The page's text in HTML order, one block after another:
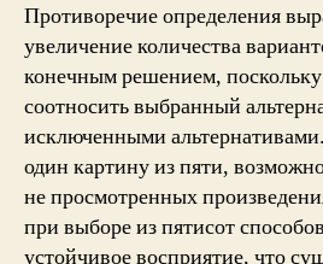
Противоречие определения
увеличение количества
конечным решением, поскольку
соотносить выбранный
исключенными
один картину из пяти,
не просмотренных
при выборе из пятисот
устойчивое восприятие, что